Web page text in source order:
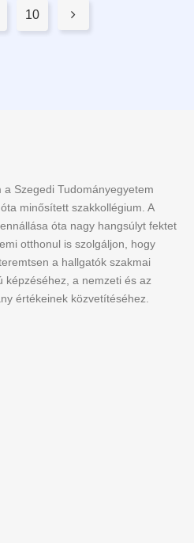
10 
Szegedi Tudományegyetem
minősített szakkollégium. A
óta nagy hangsúlyt fektet
otthonul is szolgáljon, hogy
a hallgatók szakmai
képzéséhez, a nemzeti és az
értékeinek közvetítéséhez.